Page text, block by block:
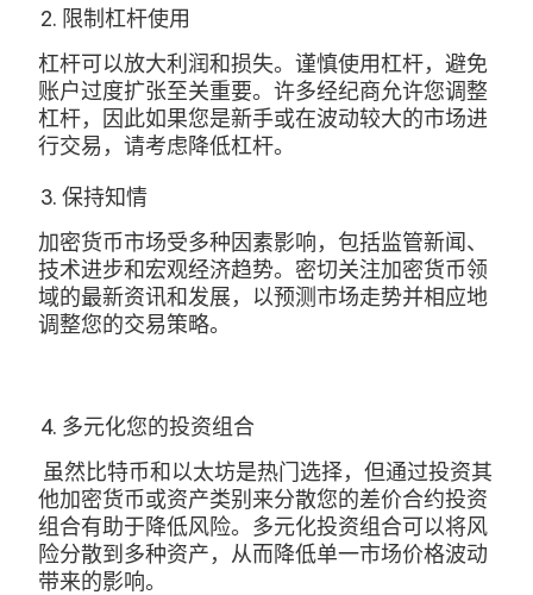
限制杠杆使用
杠杆可以放大利润和损失。谨慎使用杠杆，避免
账户过度扩张至关重要。许多经纪商允许您调整
杠杆，因此如果您是新手或在波动较大的市场进
行交易，请考虑降低杠杆。
保持知情
加密货币市场受多种因素影响，包括监管新闻、
技术进步和宏观经济趋势。密切关注加密货币领
域的最新资讯和发展，以预测市场走势并相应地
调整您的交易策略。
多元化您的投资组合
虽然比特币和以太坊是热门选择，但通过投资其
他加密货币或资产类别来分散您的差价合约投资
组合有助于降低风险。多元化投资组合可以将风
险分散到多种资产，从而降低单一市场价格波动
带来的影响。